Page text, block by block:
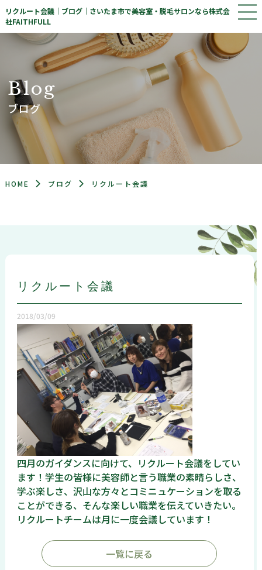
リクルート会議｜ブログ｜さいたま市で美容室・脱毛サロンなら株式会
社FAITHFULL
Blog
ブログ
HOME ブログ リクルート会議
リクルート会議
2018/03/09
四月のガイダンスに向けて、リクルート会議をしてい
ます！学生の皆様に美容師と言う職業の素晴らしさ、
学ぶ楽しさ、沢山な方々とコミニュケーションを取る
ことができる、そんな楽しい職業を伝えていきたい。
リクルートチームは月に一度会議しています！
一覧に戻る